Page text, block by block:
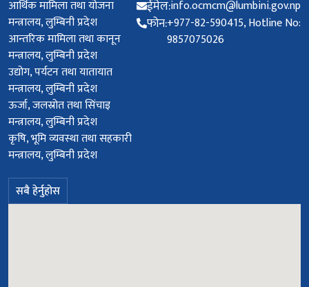
आर्थिक मामिला तथा योजना
मन्त्रालय, लुम्बिनी प्रदेश
आन्तरिक मामिला तथा कानून
मन्त्रालय, लुम्बिनी प्रदेश
उद्योग, पर्यटन तथा यातायात
मन्त्रालय, लुम्बिनी प्रदेश
ऊर्जा, जलस्रोत तथा सिंचाइ
मन्त्रालय, लुम्बिनी प्रदेश
कृषि, भूमि व्यवस्था तथा सहकारी
मन्त्रालय, लुम्बिनी प्रदेश
सबै हेर्नुहोस
ईमेल:info.ocmcm@lumbini.gov.np
फोन:+977-82-590415, Hotline No:
9857075026